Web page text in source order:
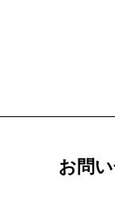
お問